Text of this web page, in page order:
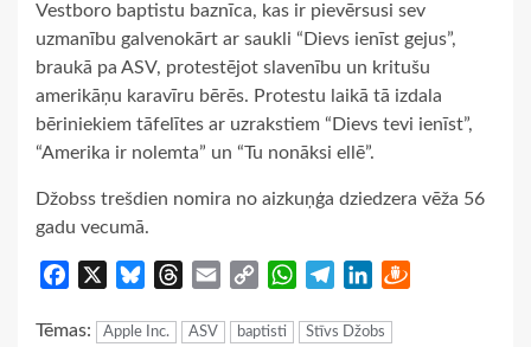
Vestboro baptistu baznīca, kas ir pievērsusi sev
uzmanību galvenokārt ar saukli “Dievs ienīst gejus”,
braukā pa ASV, protestējot slavenību un kritušu
amerikāņu karavīru bērēs. Protestu laikā tā izdala
bēriniekiem tāfelītes ar uzrakstiem “Dievs tevi ienīst”,
“Amerika ir nolemta” un “Tu nonāksi ellē”.
Džobss trešdien nomira no aizkuņģa dziedzera vēža 56
gadu vecumā.
Facebook BlueskyThreads
Email
Copy
WhatsApp
TelegramLinkedIn
Tēmas: Apple Inc. ASV baptisti Stīvs Džobs